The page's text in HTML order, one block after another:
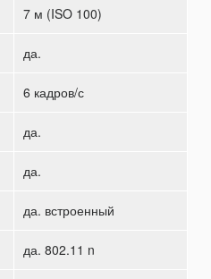
7 м (ISO 100)
да.
6 кадров/с
да.
да.
да. встроенный
да. 802.11 n